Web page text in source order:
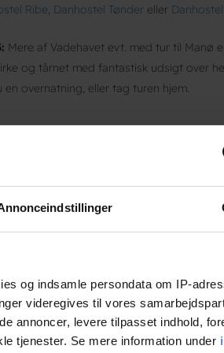
og indsamle persondata om IP-
videregives til vores
annoncer, levere tilpasset indhold,
tjenester. Se mere information under
Ribe Danhostel Tønder eller
Mere af Vadehavet evt. med tur til Manø
og tårnet med fantastisk udsigt over
en overnatning, eller tag turen hjem.